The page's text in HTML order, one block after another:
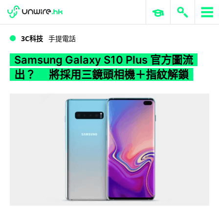
WWDC 2026 ERP 與商業 AI
3C科技 手提電話
Samsung Galaxy S10 Plus 官方圖流
出？ 將採用三鏡頭相機＋指紋解鎖